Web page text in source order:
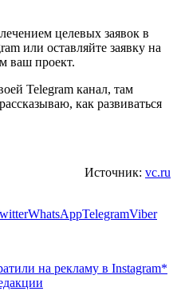
целевых заявок в
или оставляйте заявку на
ваш проект.
Telegram канал, там
как развиваться
Источник: vc.ru
WhatsAppTelegramViber
на рекламу в Instagram*